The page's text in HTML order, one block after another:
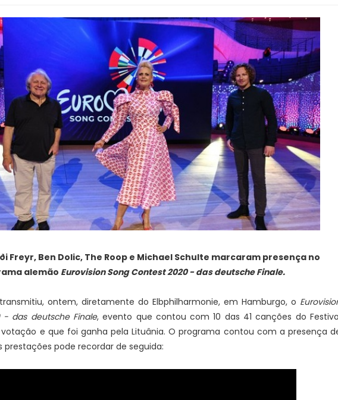
Freyr, Ben Dolic, The Roop e Michael Schulte marcaram presença no
alemão Eurovision Song Contest 2020 - das deutsche Finale.
ontem, diretamente do Elbphilharmonie, em Hamburgo, o
- das deutsche Finale, evento que contou com 10 das 41 canções do
votação e que foi ganha pela Lituânia. O programa contou com a presença
prestações pode recordar de seguida: